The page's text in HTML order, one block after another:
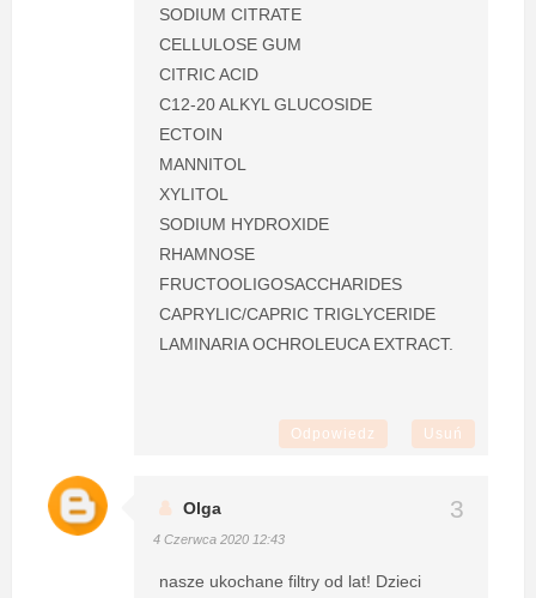
SODIUM CITRATE
CELLULOSE GUM
CITRIC ACID
C12-20 ALKYL GLUCOSIDE
ECTOIN
MANNITOL
XYLITOL
SODIUM HYDROXIDE
RHAMNOSE
FRUCTOOLIGOSACCHARIDES
CAPRYLIC/CAPRIC TRIGLYCERIDE
LAMINARIA OCHROLEUCA EXTRACT.
Odpowiedz Usuń
Olga
4 Czerwca 2020 12:43
nasze ukochane filtry od lat! Dzieci